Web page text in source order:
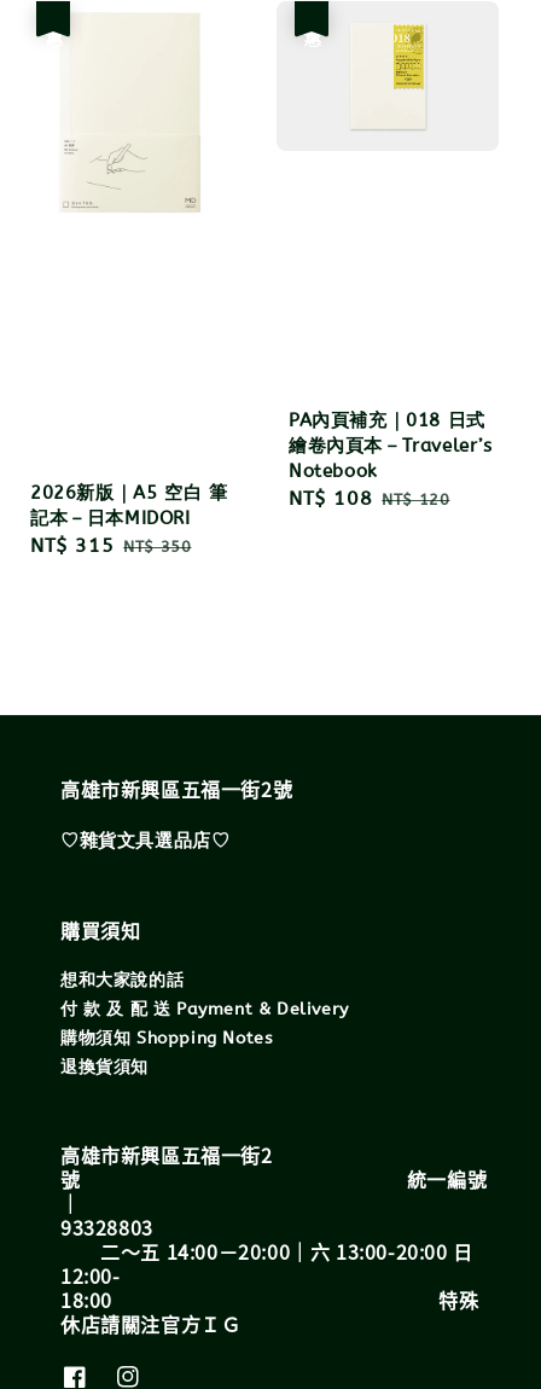
2026新版｜A5 空白 筆
記本－日本MIDORI
Sale
NT$ 315 Regular
NT$ 350
PA內頁補充｜018 日式
繪卷內頁本－Traveler’s
Notebook
Sale
NT$ 108 Regular
NT$ 120
高雄市新興區五福一街2號
♡雜貨文具選品店♡
購買須知
想和大家說的話
付 款 及 配 送 Payment & Delivery
購物須知 Shopping Notes
退換貨須知
高雄市新興區五福一街2
號 統一編號
｜
93328803
二～五 14:00－20:00｜六 13:00-20:00 日
12:00-
18:00 特殊
休店請關注官方ＩＧ